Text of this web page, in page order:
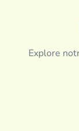
Explore